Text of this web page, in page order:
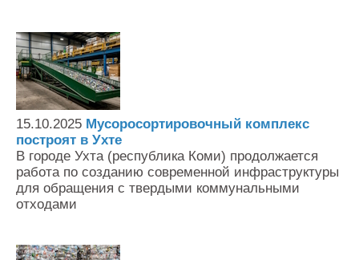
15.10.2025 Мусоросортировочный комплекс
построят в Ухте
В городе Ухта (республика Коми) продолжается
работа по созданию современной инфраструктуры
для обращения с твердыми коммунальными
отходами